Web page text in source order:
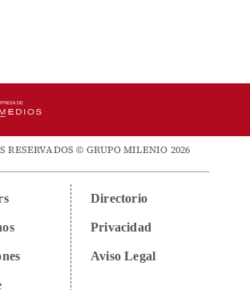
RESERVADOS © GRUPO MILENIO 2026
Directorio
Privacidad
Aviso Legal